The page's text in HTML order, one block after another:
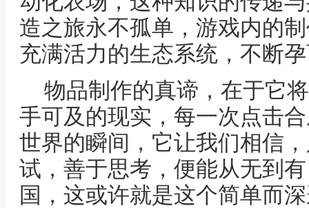
造之旅永不孤单，游戏内的
充满活力的生态系统，不断
物品制作的真谛，在于它
手可及的现实，每一次点击
世界的瞬间，它让我们相信
试，善于思考，便能从无到
国，这或许就是这个简单而